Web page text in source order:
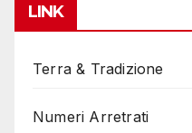
LINK
Terra & Tradizione
Numeri Arretrati